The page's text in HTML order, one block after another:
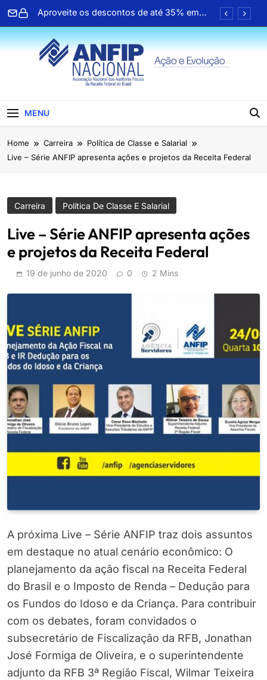
Skip
content
Aproveite os descontos de até 35% em
Clipping ANFIP: Seleção diária de notícias
Associações se mobilizam para garantir
direitos no PL da negociação coletiva
ANFIP Nacional participa de seminário da
Aproveite os descontos de até 35% em
Clipping ANFIP: Seleção diária de notícias
Associações se mobilizam para garantir
Receita Federal em Salvador
ANFIP Nacional
MENU
Home Carreira
Política de Classe e Salarial
Live – Série ANFIP apresenta ações e projetos da Receita Federal
Carreira Política De Classe E Salarial
Live – Série ANFIP apresenta ações
e projetos da Receita Federal
19 de junho de 2020 0 2 Mins
A próxima Live – Série ANFIP traz dois assuntos
em destaque no atual cenário econômico: O
planejamento da ação fiscal na Receita Federal
do Brasil e o Imposto de Renda – Dedução para
os Fundos do Idoso e da Criança. Para contribuir
com os debates, foram convidados o
subsecretário de Fiscalização da RFB, Jonathan
José Formiga de Oliveira, e o superintendente
adjunto da RFB 3ª Região Fiscal, Wilmar Teixeira